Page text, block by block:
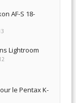
AF-S 18-
Lightroom
le Pentax K-